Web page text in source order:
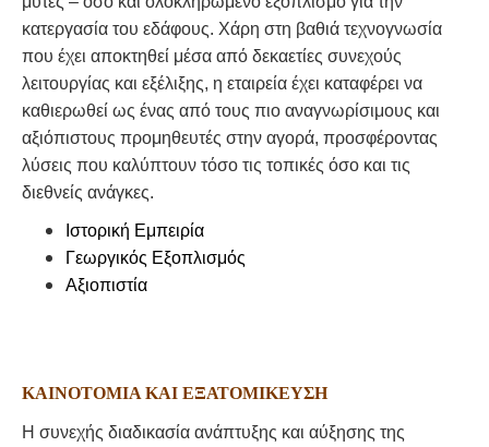
κατεργασία του εδάφους. Χάρη στη βαθιά τεχνογνωσία
που έχει αποκτηθεί μέσα από δεκαετίες συνεχούς
λειτουργίας και εξέλιξης, η εταιρεία έχει καταφέρει να
καθιερωθεί ως ένας από τους πιο αναγνωρίσιμους και
αξιόπιστους προμηθευτές στην αγορά, προσφέροντας
λύσεις που καλύπτουν τόσο τις τοπικές όσο και τις
διεθνείς ανάγκες.
Ιστορική Εμπειρία
Γεωργικός Εξοπλισμός
Αξιοπιστία
ΚΑΙΝΟΤΟΜΊΑ ΚΑΙ ΕΞΑΤΟΜΊΚΕΥΣΗ
Η συνεχής διαδικασία ανάπτυξης και αύξησης της